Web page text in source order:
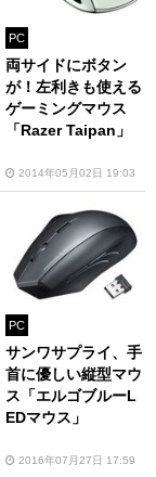
PC
両サイドにボタン
が！左利きも使える
ゲーミングマウス
「Razer Taipan」
2014年05月02日 19:03
PC
サンワサプライ、手
首に優しい縦型マウ
ス「エルゴブルーL
EDマウス」
2016年07月27日 17:59